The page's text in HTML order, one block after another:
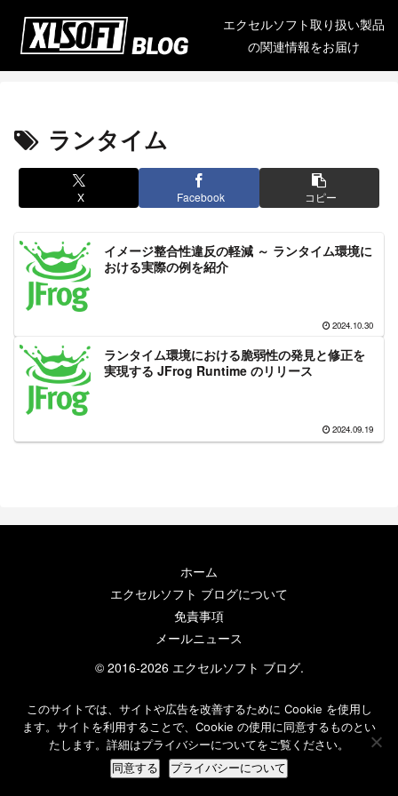
エクセルソフト取り扱い製品
の関連情報をお届け
ランタイム
X Facebook コピー
イメージ整合性違反の軽減 ～ ランタイム環境に
おける実際の例を紹介
2024.10.30
ランタイム環境における脆弱性の発見と修正を
実現する JFrog Runtime のリリース
2024.09.19
ホーム
エクセルソフト ブログについて
免責事項
メールニュース
© 2016-2026 エクセルソフト ブログ.
このサイトでは、サイトや広告を改善するために Cookie を使用し
ます。サイトを利用することで、Cookie の使用に同意するものとい
たします。詳細はプライバシーについてをご覧ください。
同意する プライバシーについて